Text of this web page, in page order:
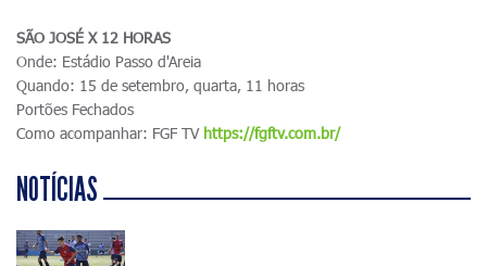
SÃO JOSÉ X 12 HORAS
Onde: Estádio Passo d'Areia
Quando: 15 de setembro, quarta, 11 horas
Portões Fechados
Como acompanhar: FGF TV https://fgftv.com.br/
NOTÍCIAS